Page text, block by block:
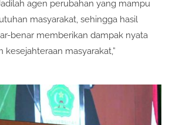
agen perubahan yang mampu
masyarakat, sehingga hasil
benar memberikan dampak nyata
kesejahteraan masyarakat,”